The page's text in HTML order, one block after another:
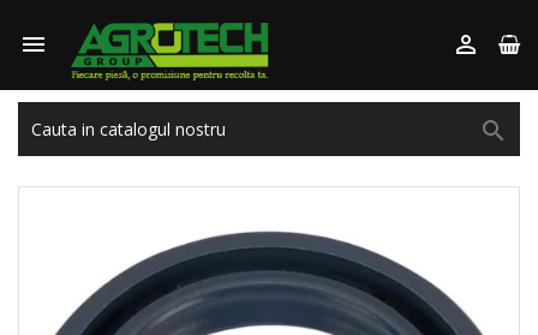
 
